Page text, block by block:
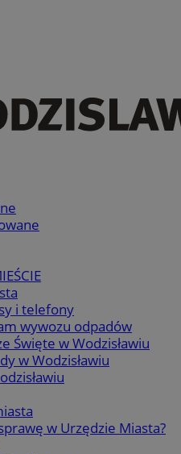
i telefony
wywozu odpadów
Święte w Wodzisławiu
w Wodzisławiu
w Urzędzie Miasta?